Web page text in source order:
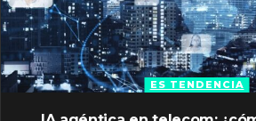
ES TENDENCIA